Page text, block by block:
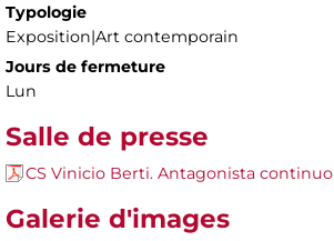
Typologie
Exposition|Art contemporain
Jours de fermeture
Lun
Salle de presse
CS Vinicio Berti. Antagonista continuo
Galerie d'images